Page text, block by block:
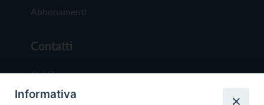
Abbonamenti
Contatti
Chi Siamo
Redazione
Informativa